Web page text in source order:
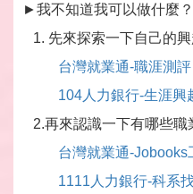
►我不知道我可以做什麼？
1. 先來探索一下自己的興
台灣就業通-職涯測評
104人力銀行-生涯興
2.再來認識一下有哪些職
台灣就業通-Jobooks
1111人力銀行-科系